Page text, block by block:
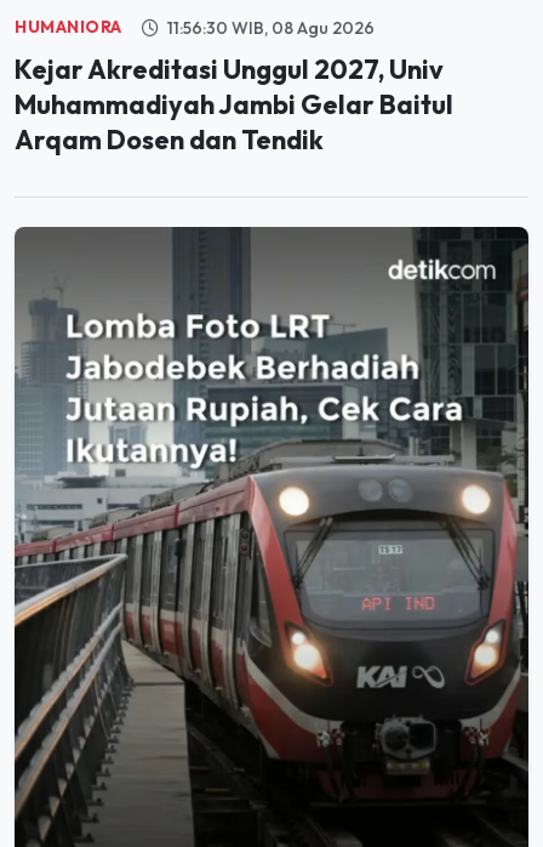
Kejar Akreditasi Unggul 2027, Univ
Muhammadiyah Jambi Gelar Baitul
Arqam Dosen dan Tendik